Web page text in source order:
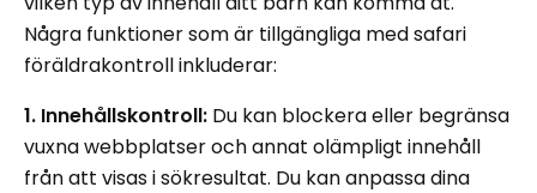
Några funktioner som är tillgängliga med safari
föräldrakontroll inkluderar:
1. Innehållskontroll: Du kan blockera eller begränsa
vuxna webbplatser och annat olämpligt innehåll
från att visas i sökresultat. Du kan anpassa dina